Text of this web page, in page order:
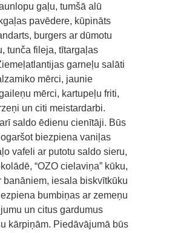
gaļu, tumšā alū
pavēdere, kūpināts
burgers ar dūmotu
tunča fileja, tītargaļas
garneļu salāti
mērci, jaunie
mērci, kartupeļu friti,
un citi meistardarbi.
saldo ēdienu cienītāji. Būs
biezpiena vaniļas
vafeli ar putotu saldo sieru,
“OZO cielaviņa” kūku,
banāniem, iesala biskvītkūku
bumbiņas ar zemeņu
un citus gardumus
kārpiņām. Piedāvājumā būs